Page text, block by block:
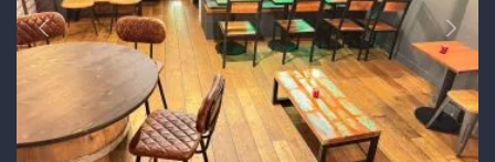
Précédent
Suivant